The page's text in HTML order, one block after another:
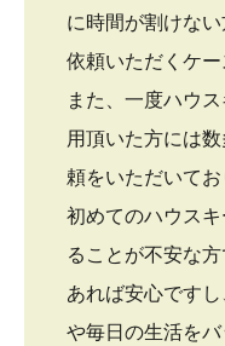
に時間が割けな
依頼いただくケー
また、一度ハウ
用頂いた方には
頼をいただいてお
初めてのハウス
ることが不安な
あれば安心です
や毎日の生活を